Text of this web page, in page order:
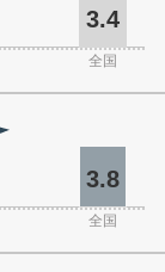
3.4
全国
3.8
全国